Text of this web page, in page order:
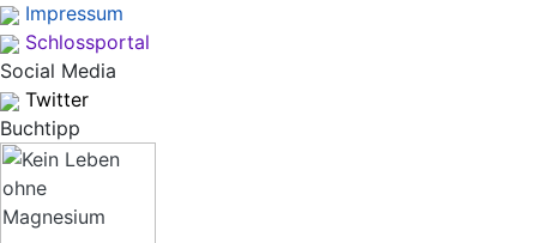
Impressum
Schlossportal
Social Media
Twitter
Buchtipp